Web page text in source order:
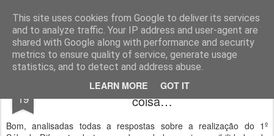
This site uses cookies from Google to deliver its services
and to analyze traffic. Your IP address and user-agent are
shared with Google along with performance and security
metrics to ensure quality of service, generate usage
statistics, and to detect and address abuse.
LEARN MORE GOT IT
Geopalavras
canal800 clique ZapCanal
19
O Sábado Diferente e mais qualquer
coisa…
Bom, analisadas todas a respostas sobre a realização do 1º